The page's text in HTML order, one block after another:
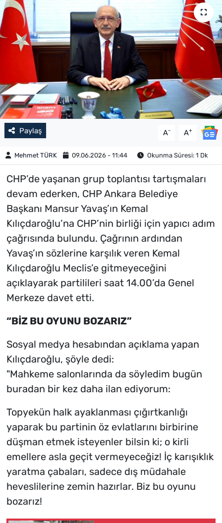
Paylaş A- A+
Mehmet TÜRK 09.06.2026 - 11:44 Okunma Süresi: 1 Dk
CHP’de yaşanan grup toplantısı tartışmaları
devam ederken, CHP Ankara Belediye
Başkanı Mansur Yavaş’ın Kemal
Kılıçdaroğlu’na CHP’nin birliği için yapıcı adım
çağrısında bulundu. Çağrının ardından
Yavaş’ın sözlerine karşılık veren Kemal
Kılıçdaroğlu Meclis’e gitmeyeceğini
açıklayarak partilileri saat 14.00’da Genel
Merkeze davet etti.
“BİZ BU OYUNU BOZARIZ”
Sosyal medya hesabından açıklama yapan
Kılıçdaroğlu, şöyle dedi:
"Mahkeme salonlarında da söyledim bugün
buradan bir kez daha ilan ediyorum:
Topyekün halk ayaklanması çığırtkanlığı
yaparak bu partinin öz evlatlarını birbirine
düşman etmek isteyenler bilsin ki; o kirli
emellere asla geçit vermeyeceğiz! İç karışıklık
yaratma çabaları, sadece dış müdahale
heveslilerine zemin hazırlar. Biz bu oyunu
bozarız!